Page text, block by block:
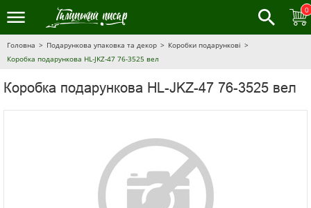
0
Головна Подарункова упаковка та декор
Коробки подарункові
Коробка подарункова HL-JKZ-47 76-3525 вел
Коробка подарункова HL-JKZ-47 76-3525 вел